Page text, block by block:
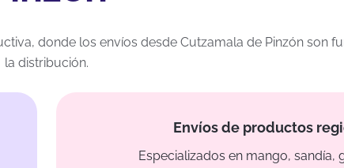
donde los envíos desde Cutzamala de Pinzón son
la distribución.
Envíos de productos
Especializados en mango, sandía,